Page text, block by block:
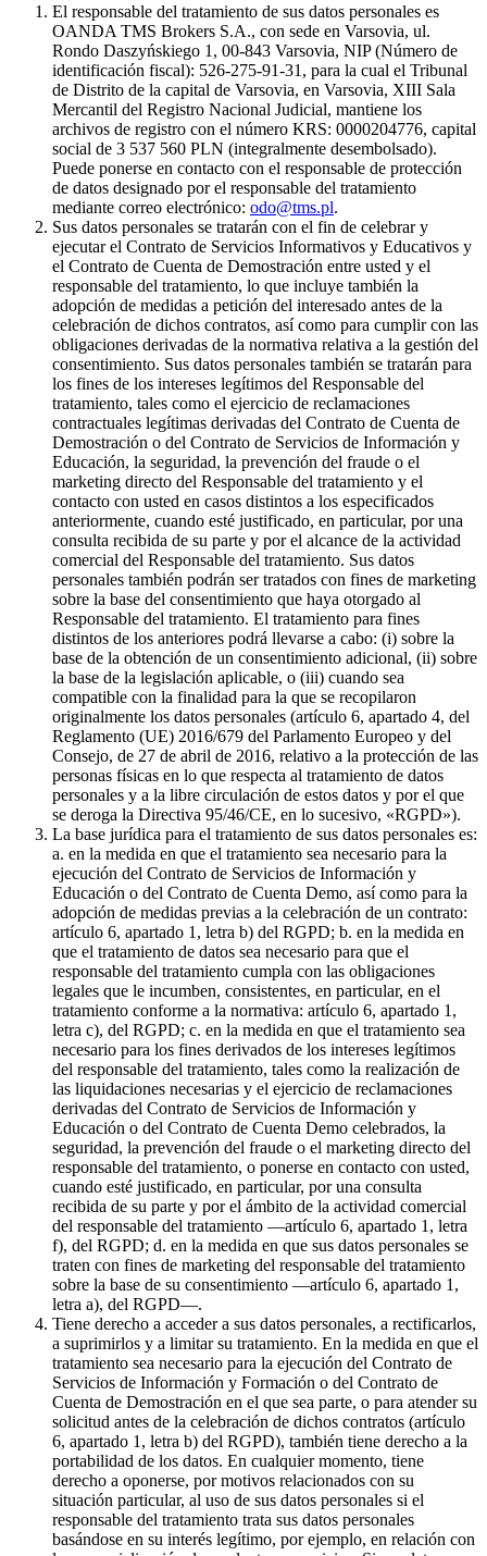
El responsable del tratamiento de sus datos personales es
OANDA TMS Brokers S.A., con sede en Varsovia, ul.
Rondo Daszyńskiego 1, 00-843 Varsovia, NIP (Número de
identificación fiscal): 526-275-91-31, para la cual el Tribunal
de Distrito de la capital de Varsovia, en Varsovia, XIII Sala
Mercantil del Registro Nacional Judicial, mantiene los
archivos de registro con el número KRS: 0000204776, capital
social de 3 537 560 PLN (integralmente desembolsado).
Puede ponerse en contacto con el responsable de protección
de datos designado por el responsable del tratamiento
mediante correo electrónico: odo@tms.pl.
Sus datos personales se tratarán con el fin de celebrar y
ejecutar el Contrato de Servicios Informativos y Educativos y
el Contrato de Cuenta de Demostración entre usted y el
responsable del tratamiento, lo que incluye también la
adopción de medidas a petición del interesado antes de la
celebración de dichos contratos, así como para cumplir con las
obligaciones derivadas de la normativa relativa a la gestión del
consentimiento. Sus datos personales también se tratarán para
los fines de los intereses legítimos del Responsable del
tratamiento, tales como el ejercicio de reclamaciones
contractuales legítimas derivadas del Contrato de Cuenta de
Demostración o del Contrato de Servicios de Información y
Educación, la seguridad, la prevención del fraude o el
marketing directo del Responsable del tratamiento y el
contacto con usted en casos distintos a los especificados
anteriormente, cuando esté justificado, en particular, por una
consulta recibida de su parte y por el alcance de la actividad
comercial del Responsable del tratamiento. Sus datos
personales también podrán ser tratados con fines de marketing
sobre la base del consentimiento que haya otorgado al
Responsable del tratamiento. El tratamiento para fines
distintos de los anteriores podrá llevarse a cabo: (i) sobre la
base de la obtención de un consentimiento adicional, (ii) sobre
la base de la legislación aplicable, o (iii) cuando sea
compatible con la finalidad para la que se recopilaron
originalmente los datos personales (artículo 6, apartado 4, del
Reglamento (UE) 2016/679 del Parlamento Europeo y del
Consejo, de 27 de abril de 2016, relativo a la protección de las
personas físicas en lo que respecta al tratamiento de datos
personales y a la libre circulación de estos datos y por el que
se deroga la Directiva 95/46/CE, en lo sucesivo, «RGPD»).
La base jurídica para el tratamiento de sus datos personales es:
a. en la medida en que el tratamiento sea necesario para la
ejecución del Contrato de Servicios de Información y
Educación o del Contrato de Cuenta Demo, así como para la
adopción de medidas previas a la celebración de un contrato:
artículo 6, apartado 1, letra b) del RGPD; b. en la medida en
que el tratamiento de datos sea necesario para que el
responsable del tratamiento cumpla con las obligaciones
legales que le incumben, consistentes, en particular, en el
tratamiento conforme a la normativa: artículo 6, apartado 1,
letra c), del RGPD; c. en la medida en que el tratamiento sea
necesario para los fines derivados de los intereses legítimos
del responsable del tratamiento, tales como la realización de
las liquidaciones necesarias y el ejercicio de reclamaciones
derivadas del Contrato de Servicios de Información y
Educación o del Contrato de Cuenta Demo celebrados, la
seguridad, la prevención del fraude o el marketing directo del
responsable del tratamiento, o ponerse en contacto con usted,
cuando esté justificado, en particular, por una consulta
recibida de su parte y por el ámbito de la actividad comercial
del responsable del tratamiento —artículo 6, apartado 1, letra
f), del RGPD; d. en la medida en que sus datos personales se
traten con fines de marketing del responsable del tratamiento
sobre la base de su consentimiento —artículo 6, apartado 1,
letra a), del RGPD—.
Tiene derecho a acceder a sus datos personales, a rectificarlos,
a suprimirlos y a limitar su tratamiento. En la medida en que el
tratamiento sea necesario para la ejecución del Contrato de
Servicios de Información y Formación o del Contrato de
Cuenta de Demostración en el que sea parte, o para atender su
solicitud antes de la celebración de dichos contratos (artículo
6, apartado 1, letra b) del RGPD), también tiene derecho a la
portabilidad de los datos. En cualquier momento, tiene
derecho a oponerse, por motivos relacionados con su
situación particular, al uso de sus datos personales si el
responsable del tratamiento trata sus datos personales
basándose en su interés legítimo, por ejemplo, en relación con